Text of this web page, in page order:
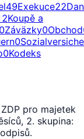
49Exekuce22
Koupě a
0Záväzky0Obchod
0
0Kodeks
pro majetek
2. skupina: